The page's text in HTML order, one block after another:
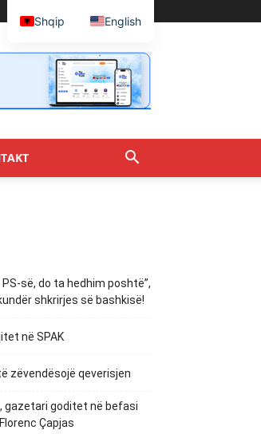
së, do ta hedhim poshtë”,
shkrirjes së bashkisë!
në SPAK
zëvendësojë qeverisjen
gazetari goditet në befasi
Çapjas
Shqip English